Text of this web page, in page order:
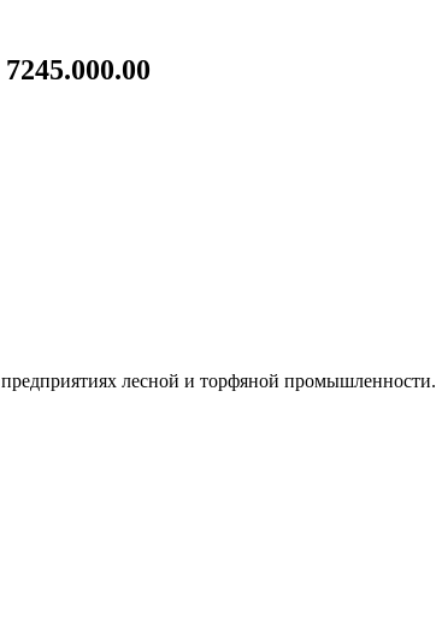
лесной и торфяной промышленности.